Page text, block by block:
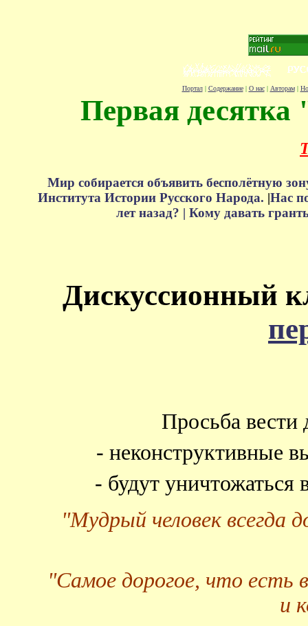
Портал| Содержание| О нас| Авторам|
Первая десятка
Мир собирается объявить бесполётную
Института Истории Русского Народа. |Нас
лет назад? | Кому давать
Дискуссионный
Просьба вести
- неконструктивные
- будут
"Мудрый человек всегда
"Самое дорогое, что есть
и